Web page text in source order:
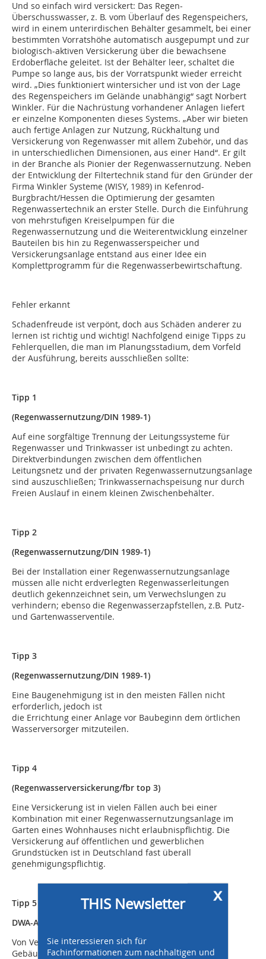
Und so einfach wird versickert: Das Regen-
Überschusswasser, z. B. vom Überlauf des Regenspeichers,
wird in einem unterirdischen Behälter gesammelt, bei einer
bestimmten Vorratshöhe automatisch ausgepumpt und zur
biologisch-aktiven Versickerung über die bewachsene
Erdoberfläche geleitet. Ist der Behälter leer, schaltet die
Pumpe so lange aus, bis der Vorratspunkt wieder erreicht
wird. „Dies funktioniert wintersicher und ist von der Lage
des Regenspeichers im Gelände unabhängig“ sagt Norbert
Winkler. Für die Nachrüstung vorhandener Anlagen liefert
er einzelne Komponenten dieses Systems. „Aber wir bieten
auch fertige Anlagen zur Nutzung, Rückhaltung und
Versickerung von Regenwasser mit allem Zubehör, und das
in unterschiedlichen Dimensionen, aus einer Hand“. Er gilt
in der Branche als Pionier der Regenwassernutzung. Neben
der Entwicklung der Filtertechnik stand für den Gründer der
Firma Winkler Systeme (WISY, 1989) in Kefenrod-
Burgbracht/Hessen die Optimierung der gesamten
Regenwassertechnik an erster Stelle. Durch die Einführung
von mehrstufigen Kreiselpumpen für die
Regenwassernutzung und die Weiterentwicklung einzelner
Bauteilen bis hin zu Regenwasserspeicher und
Versickerungsanlage entstand aus einer Idee ein
Komplettprogramm für die Regenwasserbewirtschaftung.
Fehler erkannt
Schadenfreude ist verpönt, doch aus Schäden anderer zu
lernen ist richtig und wichtig! Nachfolgend einige Tipps zu
Fehlerquellen, die man im Planungsstadium, dem Vorfeld
der Ausführung, bereits ausschließen sollte:
Tipp 1
(Regenwassernutzung/DIN 1989-1)
Auf eine sorgfältige Trennung der Leitungssysteme für
Regenwasser und Trinkwasser ist unbedingt zu achten.
Direktverbindungen zwischen dem öffentlichen
Leitungsnetz und der privaten Regenwassernutzungsanlage
sind auszuschließen; Trinkwassernachspeisung nur durch
Freien Auslauf in einem kleinen Zwischenbehälter.
Tipp 2
(Regenwassernutzung/DIN 1989-1)
Bei der Installation einer Regenwassernutzungsanlage
müssen alle nicht erdverlegten Regenwasserleitungen
deutlich gekennzeichnet sein, um Verwechslungen zu
verhindern; ebenso die Regenwasserzapfstellen, z.B. Putz-
und Gartenwasserventile.
Tipp 3
(Regenwassernutzung/DIN 1989-1)
Eine Baugenehmigung ist in den meisten Fällen nicht
erforderlich, jedoch ist
die Errichtung einer Anlage vor Baubeginn dem örtlichen
Wasserversorger mitzuteilen.
Tipp 4
(Regenwasserversickerung/fbr top 3)
Eine Versickerung ist in vielen Fällen auch bei einer
Kombination mit einer Regenwassernutzungsanlage im
Garten eines Wohnhauses nicht erlaubnispflichtig. Die
Versickerung auf öffentlichen und gewerblichen
Grundstücken ist in Deutschland fast überall
genehmigungspflichtig.
Tipp 5
(Regenwasserversickerung/
DWA-A 138)
Von Versickerungsanlagen dürfen keine Schäden an
Gebäuden und Anlagen ausgehen Deshalb sollten bei
x
THIS Newsletter
Sie interessieren sich für
Fachinformationen zum nachhaltigen und